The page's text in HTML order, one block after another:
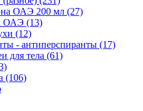
ОАЭ 200 мл (27)
ОАЭ (13)
(12)
- антиперспиранты (17)
для тела (61)
(106)